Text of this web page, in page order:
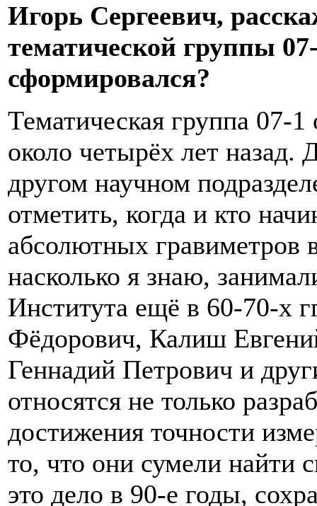
Игорь Сергеевич,
тематической группы
сформировался?
Тематическая группа 07-1
около четырёх лет назад.
другом научном
отметить, когда и кто
абсолютных гравиметров
насколько я знаю,
Института ещё в 60-70-х
Фёдорович, Калиш
Геннадий Петрович и
относятся не только
достижения точности
то, что они сумели найти
это дело в 90-е годы,